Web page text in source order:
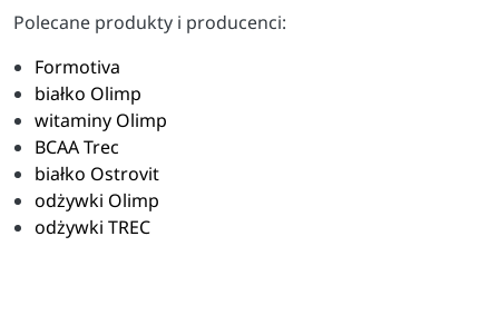
Polecane produkty i producenci:
Formotiva
białko Olimp
witaminy Olimp
BCAA Trec
białko Ostrovit
odżywki Olimp
odżywki TREC